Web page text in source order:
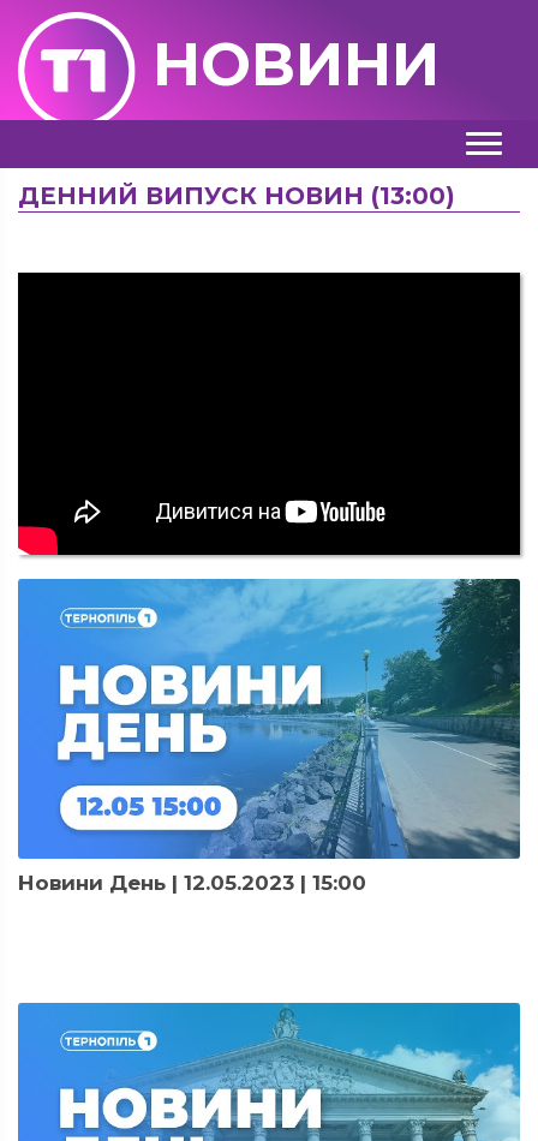
НОВИНИ
ДЕННИЙ ВИПУСК НОВИН (13:00)
Новини День | 12.05.2023 | 15:00